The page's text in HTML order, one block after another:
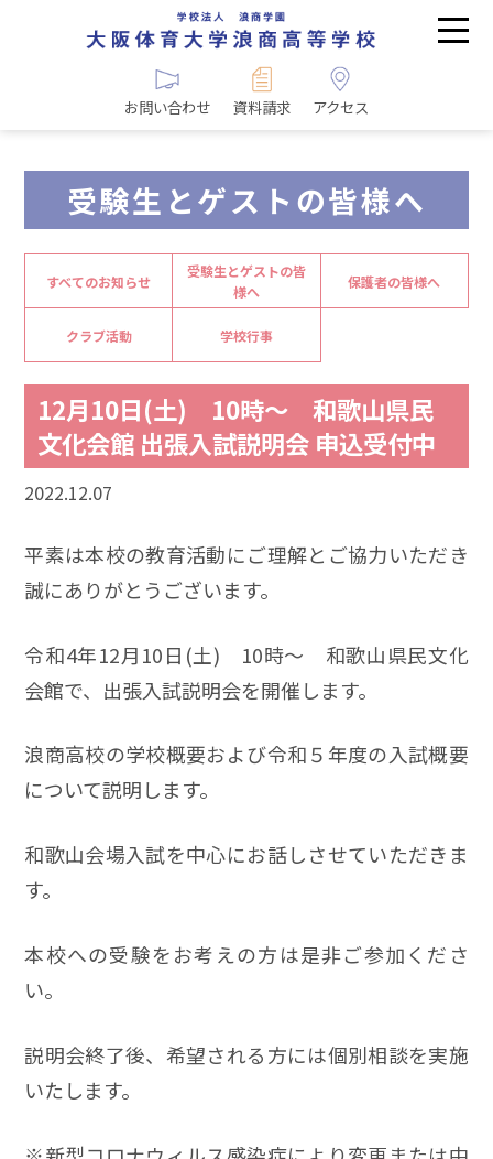
お問い合わせ 資料請求 アクセス
受験生とゲストの皆様へ
すべてのお知らせ
受験生とゲストの皆
様へ
保護者の皆様へ
クラブ活動 学校行事
12月10日(土) 10時～ 和歌山県民
文化会館 出張入試説明会 申込受付中
2022.12.07
平素は本校の教育活動にご理解とご協力いただき
誠にありがとうございます。
令和4年12月10日(土) 10時～ 和歌山県民文化
会館で、出張入試説明会を開催します。
浪商高校の学校概要および令和５年度の入試概要
について説明します。
和歌山会場入試を中心にお話しさせていただきま
す。
本校への受験をお考えの方は是非ご参加くださ
い。
説明会終了後、希望される方には個別相談を実施
いたします。